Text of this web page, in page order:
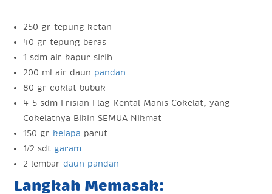
250 gr tepung ketan
40 gr tepung beras
1 sdm air kapur sirih
200 ml air daun pandan
80 gr coklat bubuk
4-5 sdm Frisian Flag Kental Manis Cokelat, yang
Cokelatnya Bikin SEMUA Nikmat
150 gr kelapa parut
1/2 sdt garam
2 lembar daun pandan
Langkah Memasak: